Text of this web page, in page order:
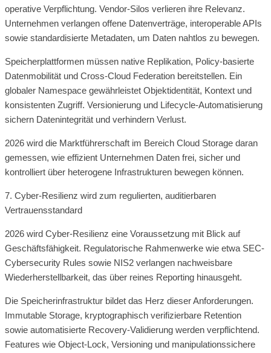
operative Verpflichtung. Vendor-Silos verlieren ihre Relevanz.
Unternehmen verlangen offene Datenverträge, interoperable APIs
sowie standardisierte Metadaten, um Daten nahtlos zu bewegen.
Speicherplattformen müssen native Replikation, Policy-basierte
Datenmobilität und Cross-Cloud Federation bereitstellen. Ein
globaler Namespace gewährleistet Objektidentität, Kontext und
konsistenten Zugriff. Versionierung und Lifecycle-Automatisierung
sichern Datenintegrität und verhindern Verlust.
2026 wird die Marktführerschaft im Bereich Cloud Storage daran
gemessen, wie effizient Unternehmen Daten frei, sicher und
kontrolliert über heterogene Infrastrukturen bewegen können.
7. Cyber-Resilienz wird zum regulierten, auditierbaren
Vertrauensstandard
2026 wird Cyber-Resilienz eine Voraussetzung mit Blick auf
Geschäftsfähigkeit. Regulatorische Rahmenwerke wie etwa SEC-
Cybersecurity Rules sowie NIS2 verlangen nachweisbare
Wiederherstellbarkeit, das über reines Reporting hinausgeht.
Die Speicherinfrastruktur bildet das Herz dieser Anforderungen.
Immutable Storage, kryptographisch verifizierbare Retention
sowie automatisierte Recovery-Validierung werden verpflichtend.
Features wie Object-Lock, Versioning und manipulationssichere